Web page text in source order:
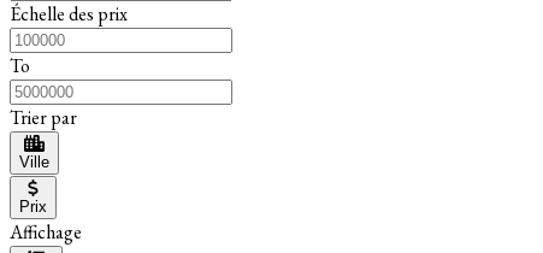
Échelle des prix
To
Trier par
Ville
Prix
Affichage